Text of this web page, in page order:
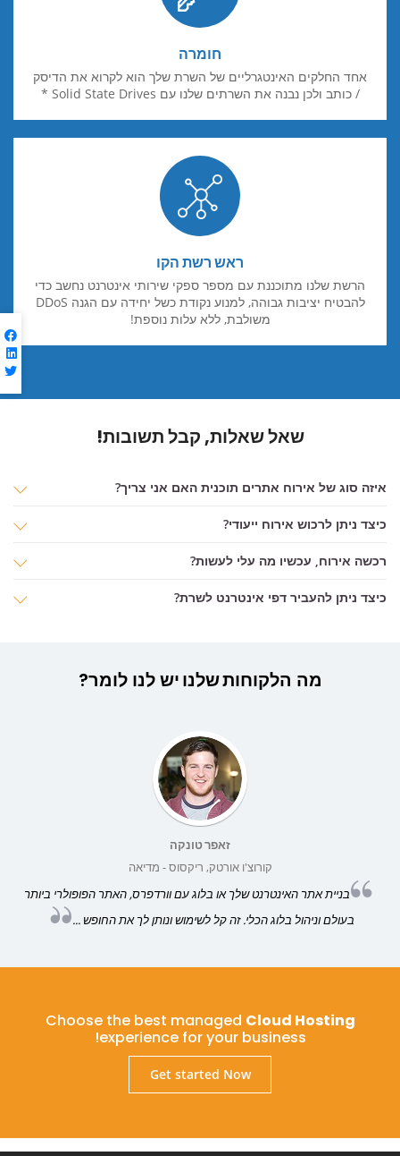
חומרה
אחד החלקים האינטגרליים של השרת שלך הוא לקרוא את הדיסק
/ כותב ולכן נבנה את השרתים שלנו עם Solid State Drives *
ראש רשת הקו
הרשת שלנו מתוכננת עם מספר ספקי שירותי אינטרנט נחשב כדי
להבטיח יציבות גבוהה, למנוע נקודת כשל יחידה עם הגנה DDoS
משולבת, ללא עלות נוספת!
שאל שאלות, קבל תשובות!
איזה סוג של אירוח אתרים תוכנית האם אני צריך?
כיצד ניתן לרכוש אירוח ייעודי?
רכשה אירוח, עכשיו מה עלי לעשות?
כיצד ניתן להעביר דפי אינטרנט לשרת?
מה הלקוחות שלנויש לנו לומר?
זאפר טונקה
קורוצ'ו אורטק, ריקסוס - מדיאה
בניית אתר האינטרנט שלך או בלוג עם וורדפרס, האתר הפופולרי ביותר
בעולם וניהול בלוג הכלי. זה קל לשימוש ונותן לך את החופש ...
Choose the best managed Cloud Hosting
experience for your business!
Get started Now